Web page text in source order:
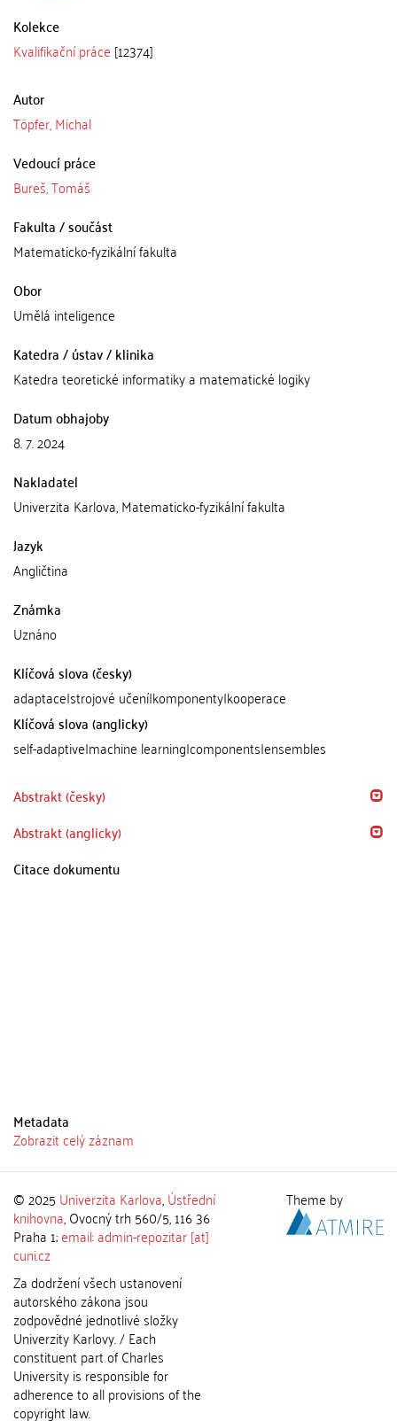
Kolekce
Kvalifikační práce [12374]
Autor
Töpfer, Michal
Vedoucí práce
Bureš, Tomáš
Fakulta / součást
Matematicko-fyzikální fakulta
Obor
Umělá inteligence
Katedra / ústav / klinika
Katedra teoretické informatiky a matematické logiky
Datum obhajoby
8. 7. 2024
Nakladatel
Univerzita Karlova, Matematicko-fyzikální fakulta
Jazyk
Angličtina
Známka
Uznáno
Klíčová slova (česky)
adaptace|strojové učení|komponenty|kooperace
Klíčová slova (anglicky)
self-adaptive|machine learning|components|ensembles
Abstrakt (česky)
Abstrakt (anglicky)
Citace dokumentu
Metadata
Zobrazit celý záznam
© 2025 Univerzita Karlova,Ústřední
knihovna, Ovocný trh 560/5, 116 36
Praha 1;email: admin-repozitar [at]
cuni.cz
Za dodržení všech ustanovení
autorského zákona jsou
zodpovědné jednotlivé složky
Univerzity Karlovy. / Each
constituent part of Charles
University is responsible for
adherence to all provisions of the
copyright law.
Theme by